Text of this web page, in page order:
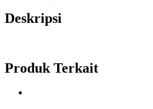
Deskripsi
Produk Terkait